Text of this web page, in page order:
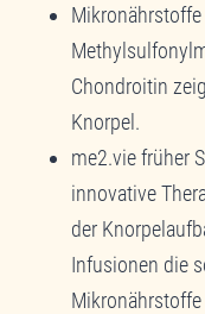
Chondroitin
Knorpel.
me2.vie früher
innovative
der
Infusionen die